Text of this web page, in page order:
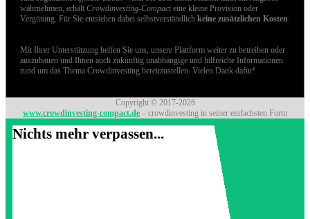
wahrnehmen, erhält Crowdinvesting-Compacteine kleine Provision oder
Vergütung. Für Sie entstehen dabei selbstverständlich keine zusätzlichen Kosten.
Mit Ihrer Unterstützung helfen Sie uns, unsere Plattform weiter zu betreiben oder
auszubauen und Ihnen auch zukünftig unabhängige und hilfreiche Informationen
rund um das Thema Crowdinvesting bereitzustellen. Vielen Dank dafür!
Copyright © 2017-2026
www.crowdinvesting-compact.de – crowdinvesting in seiner einfachsten Form
Nichts mehr verpassen...